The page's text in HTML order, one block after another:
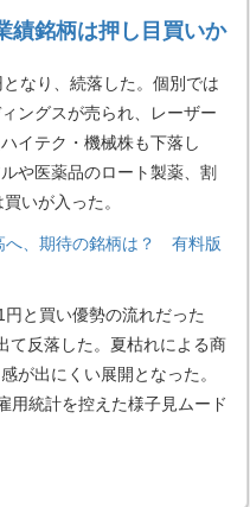
銘柄は押し目買いか
なり、続落した。個別では
ングスが売られ、レーザー
イテク・機械株も下落し
や医薬品のロート製薬、割
いが入った。
へ、期待の銘柄は？ 有料版
と買い優勢の流れだった
て反落した。夏枯れによる商
が出にくい展開となった。
用統計を控えた様子見ムード